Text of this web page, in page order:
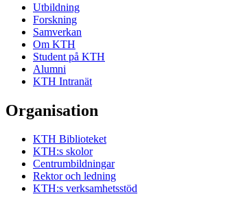
Utbildning
Forskning
Samverkan
Om KTH
Student på KTH
Alumni
KTH Intranät
Organisation
KTH Biblioteket
KTH:s skolor
Centrumbildningar
Rektor och ledning
KTH:s verksamhetsstöd